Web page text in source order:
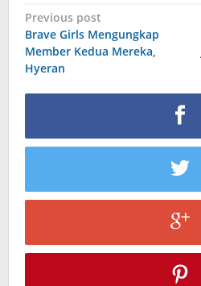
Post
navigation
Previous post
Brave Girls Mengungkap
Member Kedua Mereka,
Hyeran